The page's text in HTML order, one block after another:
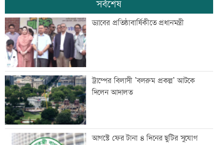
সর্বশেষ
ড্যাবের প্রতিষ্ঠাবার্ষিকীতে প্রধানমন্ত্রী
ট্রাম্পের বিলাসী ’বলরুম প্রকল্প’ আটকে
দিলেন আদালত
আগস্টে ফের টানা ৪ দিনের ছুটির সুযোগ